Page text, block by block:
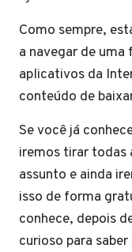
Como sempre,
a navegar de
aplicativos da
conteúdo de
Se você já
iremos tirar todas
assunto e ainda
isso de forma
conhece, depois
curioso para